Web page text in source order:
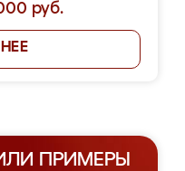
руб.
ПРИМЕРЫ